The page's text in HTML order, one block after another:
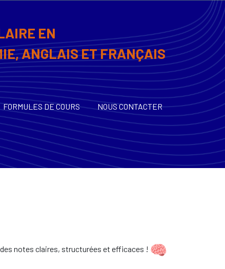
EN
ANGLAIS ET FRANÇAIS
FORMULES DE COURS NOUS CONTACTER
notes claires, structurées et efficaces !